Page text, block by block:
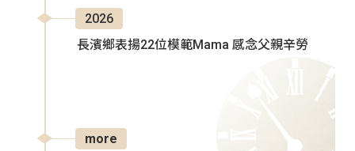
2026
長濱鄉表揚22位模範Mama 感念父親辛勞
more